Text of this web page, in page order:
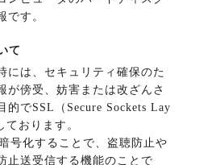
です。
て
には、セキュリティ確保のた
が傍受、妨害または改ざんさ
的でSSL（Secure Sockets Lay
おります。
号化することで、盗聴防止や
止送受信する機能のことで